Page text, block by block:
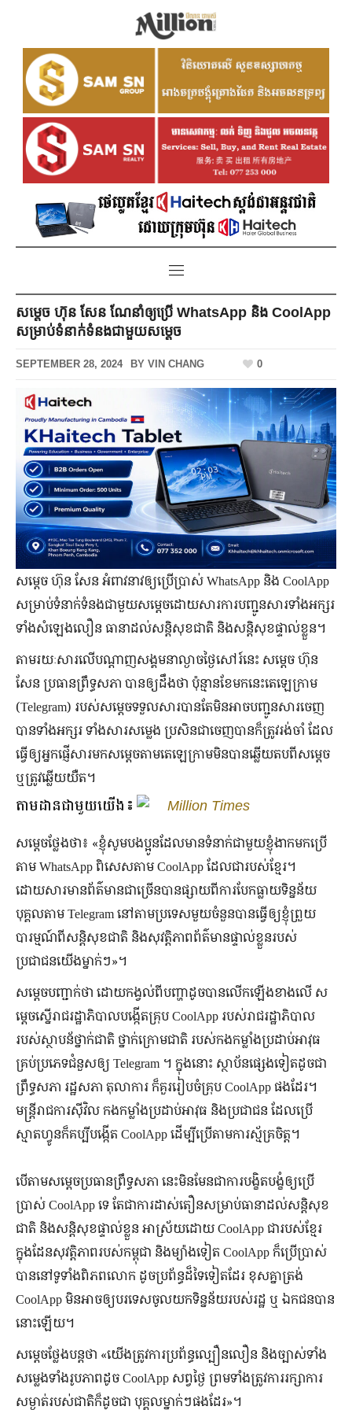
សម្តេច ហ៊ុន សែន ណែនាំឲ្យប្រើ WhatsApp និង CoolApp
សម្រាប់ទំនាក់ទំនងជាមួយសម្តេច
SEPTEMBER 28, 2024 BY VIN CHANG 0
សម្តេច ហ៊ុន សែន អំពាវនាវឲ្យប្រើប្រាស់ WhatsApp និង CoolApp
សម្រាប់ទំនាក់ទំនងជាមួយសម្តេចដោយសារការបញ្ជូនសារទាំងអក្សរ
ទាំងសំឡេងលឿន ធានាដល់សន្តិសុខជាតិ និងសន្តិសុខផ្ទាល់ខ្លួន។
តាមរយៈសារលើបណ្តាញសង្គមនាល្ងាចថ្ងៃសៅរ៍នេះ សម្តេច ហ៊ុន
សែន ប្រធានព្រឹទ្ធសភា បានឲ្យដឹងថា ប៉ុន្មានខែមកនេះតេឡេក្រាម
(Telegram) របស់សម្តេចទទួលសារបានតែមិនអាចបញ្ជូនសារចេញ
បានទាំងអក្សរ ទាំងសារសម្លេង ប្រសិនជាចេញបានក៏ត្រូវរង់ចាំ ដែល
ធ្វើឲ្យអ្នកផ្ញើសារមកសម្តេចតាមតេឡេក្រាមមិនបានឆ្លើយតបពីសម្តេច
ឬត្រូវឆ្លើយយឺត។
តាមដានជាមួយយើង៖ Million Times
សម្តេចថ្លែងថា៖ «ខ្ញុំសូមបងប្អូនដែលមានទំនាក់ជាមួយខ្ញុំងាកមកប្រើ
តាម WhatsApp ពិសេសតាម CoolApp ដែលជារបស់ខ្មែរ។
ដោយសារមានព័ត៌មានជាច្រើនបានផ្សាយពីការបែកធ្លាយទិន្នន័យ
បុគ្គលតាម Telegram នៅតាមប្រទេសមួយចំនួនបានធ្វើឲ្យខ្ញុំព្រួយ
បារម្មណ៍ពីសន្តិសុខជាតិ និងសុវត្តិភាពព័ត៌មានផ្ទាល់ខ្លួនរបស់
ប្រជាជនយើងម្នាក់ៗ»។
សម្តេចបញ្ជាក់ថា ដោយកង្វល់ពីបញ្ហាដូចបានលើកឡើងខាងលើ ស
ម្តេចស្នើរាជរដ្ឋាភិបាលបង្កើតគ្រុប CoolApp របស់រាជរដ្ឋាភិបាល
របស់ស្ថាបន័ថ្នាក់ជាតិ ថ្នាក់ក្រោមជាតិ របស់កងកម្លាំងប្រដាប់អាវុធ
គ្រប់ប្រភេទជំនួសឲ្យ Telegram ។ ក្នុងនោះ ស្ថាប័នផ្សេងទៀតដូចជា
ព្រឹទ្ធសភា រដ្ឋសភា តុលាការ ក៏គួររៀបចំគ្រុប CoolApp ផងដែរ។
មន្ត្រីរាជការសុីវិល កងកម្លាំងប្រដាប់អាវុធ និងប្រជាជន ដែលប្រើ
ស្មាតហ្វូនក៏គប្បីបង្កើត CoolApp ដើម្បីប្រើតាមការស្ម័គ្រចិត្ត។
បើតាមសម្តេចប្រធានព្រឹទ្ធសភា នេះមិនមែនជាការបង្ខិតបង្ខំឲ្យប្រើ
ប្រាស់ CoolApp ទេ តែជាការដាស់តឿនសម្រាប់ធានាដល់សន្តិសុខ
ជាតិ និងសន្តិសុខផ្ទាល់ខ្លួន អាស្រ័យដោយ CoolApp ជារបស់ខ្មែរ
ក្នុងដែនសុវត្តិភាពរបស់កម្ពុជា និងម្យ៉ាងទៀត CoolApp ក៏ប្រើប្រាស់
បាននៅទូទាំងពិភពលោក ដូចប្រព័ន្ធដ៏ទៃទៀតដែរ ខុសគ្នាត្រង់
CoolApp មិនអាចឲ្យបរទេសចូលយកទិន្នន័យរបស់រដ្ឋ ឬ ឯកជនបាន
នោះឡើយ។
សម្តេចថ្លែងបន្តថា «យើងត្រូវការប្រព័ន្ធល្បឿនលឿន និងច្បាស់ទាំង
សម្លេងទាំងរូបភាពដូច CoolApp សព្វថ្ងៃ ព្រមទាំងត្រូវការរក្សាការ
សម្ងាត់របស់ជាតិក៏ដូចជា បុគ្គលម្នាក់ៗផងដែរ»។